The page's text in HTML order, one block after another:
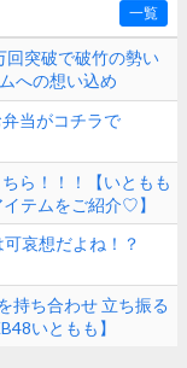
一覧
回突破で破竹の勢い
への想い込め
当がコチラで
ら！！！【いともも
テムをご紹介♡】
哀想だよね！？
持ち合わせ 立ち振る
いともも】